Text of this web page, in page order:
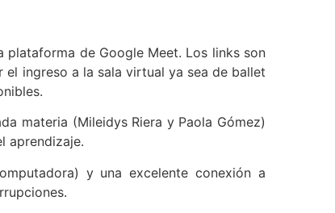
plataforma de Google Meet. Los links son
ingreso a la sala virtual ya sea de ballet
materia (Mileidys Riera y Paola Gómez)
aprendizaje.
y una excelente conexión a